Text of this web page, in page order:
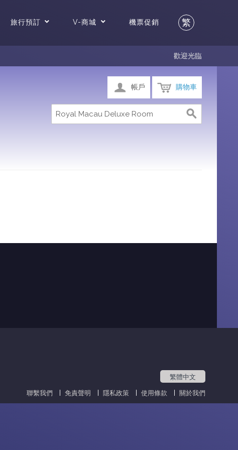
旅行預訂 V-商城 機票促銷 繁
歡迎光臨
帳戶 購物車
繁體中文
聯繫我們
免責聲明 隱私政策 使用條款 關於我們